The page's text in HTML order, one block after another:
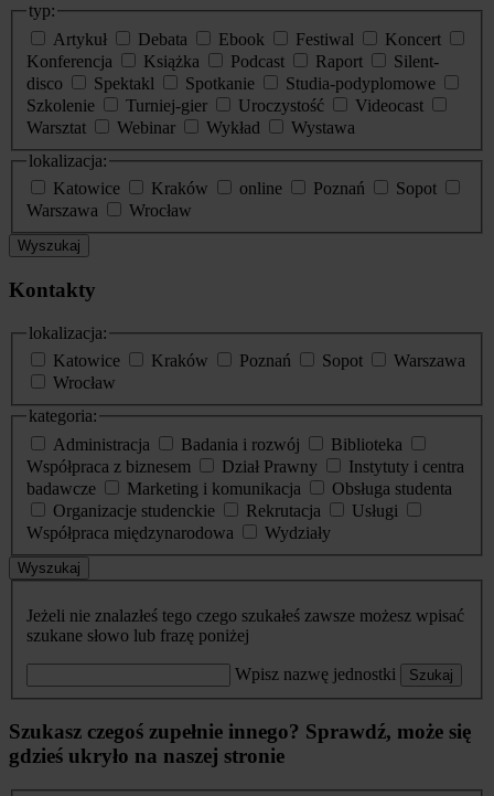
typ:
Artykuł
Debata Ebook Festiwal
Koncert
Konferencja
Książka Podcast Raport
Silent-
disco
Spektakl Spotkanie
Studia-podyplomowe
Szkolenie
Turniej-gier Uroczystość
Videocast
Warsztat
Webinar Wykład
Wystawa
lokalizacja:
Katowice
Kraków online Poznań
Sopot
Warszawa
Wrocław
Wyszukaj
Kontakty
lokalizacja:
Katowice
Kraków Poznań Sopot
Warszawa
Wrocław
kategoria:
Administracja
Badania i rozwój
Biblioteka
Współpraca z biznesem
Dział Prawny
Instytuty i centra
badawcze
Marketing i komunikacja
Obsługa studenta
Organizacje studenckie
Rekrutacja
Usługi
Współpraca międzynarodowa
Wydziały
Wyszukaj
Jeżeli nie znalazłeś tego czego szukałeś zawsze możesz wpisać
szukane słowo lub frazę poniżej
Wpisz nazwę jednostki Szukaj
Szukasz czegoś zupełnie innego? Sprawdź, może się
gdzieś ukryło na naszej stronie